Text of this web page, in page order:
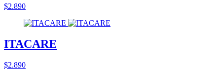
$2.890
ITACARE
$2.890